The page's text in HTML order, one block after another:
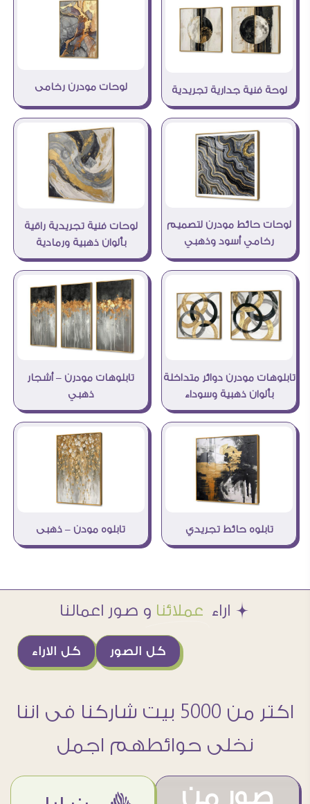
لوحة فنية جدارية تجريدية لوحات مودرن رخامى
لوحات حائط مودرن لتصميم
رخامي أسود وذهبي
لوحات فنية تجريدية راقية
بألوان ذهبية ورمادية
تابلوهات مودرن دوائر متداخلة
بألوان ذهبية وسوداء
تابلوهات مودرن – أشجار
ذهبي
تابلوه حائط تجريدي تابلوه مودن – ذهبى
Æ اراء عملائنا و صور اعمالنا
كل الاراء كل الصور
اكتر من 5000 بيت شاركنا فى اننا
نخلى حوائطهم اجمل
صور من